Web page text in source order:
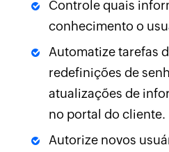
Controle quais
conhecimento o
Automatize tarefas
redefinições de
atualizações de
no portal do cliente.
Autorize novos